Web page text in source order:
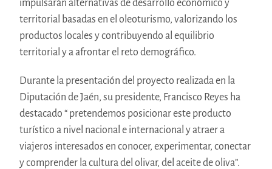
impulsarán alternativas de desarrollo económico y
territorial basadas en el oleoturismo, valorizando los
productos locales y contribuyendo al equilibrio
territorial y a afrontar el reto demográfico.
Durante la presentación del proyecto realizada en la
Diputación de Jaén, su presidente, Francisco Reyes ha
destacado “ pretendemos posicionar este producto
turístico a nivel nacional e internacional y atraer a
viajeros interesados en conocer, experimentar, conectar
y comprender la cultura del olivar, del aceite de oliva”.